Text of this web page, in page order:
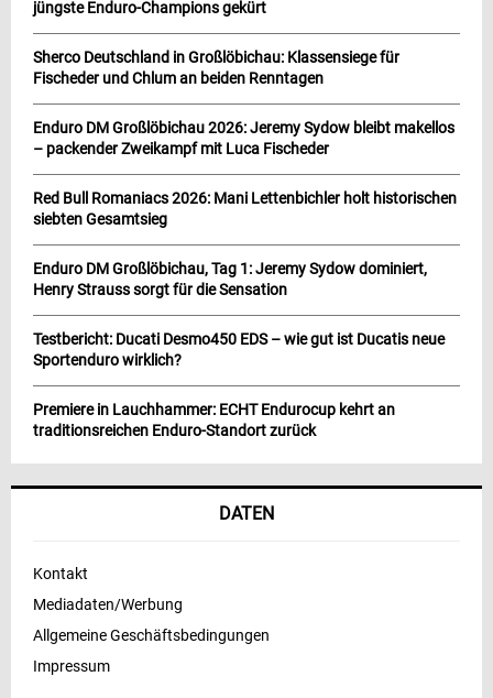
jüngste Enduro-Champions gekürt
Sherco Deutschland in Großlöbichau: Klassensiege für
Fischeder und Chlum an beiden Renntagen
Enduro DM Großlöbichau 2026: Jeremy Sydow bleibt makellos
– packender Zweikampf mit Luca Fischeder
Red Bull Romaniacs 2026: Mani Lettenbichler holt historischen
siebten Gesamtsieg
Enduro DM Großlöbichau, Tag 1: Jeremy Sydow dominiert,
Henry Strauss sorgt für die Sensation
Testbericht: Ducati Desmo450 EDS – wie gut ist Ducatis neue
Sportenduro wirklich?
Premiere in Lauchhammer: ECHT Endurocup kehrt an
traditionsreichen Enduro-Standort zurück
DATEN
Kontakt
Mediadaten/Werbung
Allgemeine Geschäftsbedingungen
Impressum